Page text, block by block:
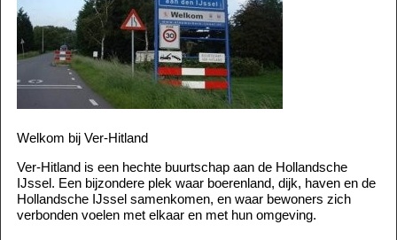
Welkom bij Ver-Hitland
Ver-Hitland is een hechte buurtschap aan de Hollandsche
IJssel. Een bijzondere plek waar boerenland, dijk, haven en de
Hollandsche IJssel samenkomen, en waar bewoners zich
verbonden voelen met elkaar en met hun omgeving.